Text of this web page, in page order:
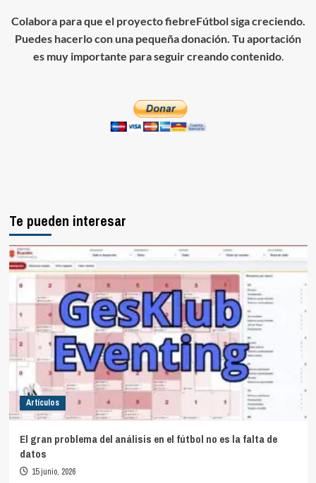
Colabora para que el proyecto fiebreFútbol siga creciendo.
Puedes hacerlo con una pequeña donación. Tu aportación
es muy importante para seguir creando contenido.
Te pueden interesar
Artículos
El gran problema del análisis en el fútbol no es la falta de
datos
15 junio, 2026